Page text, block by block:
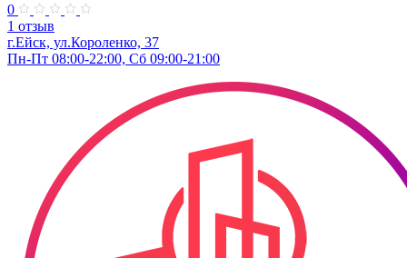
0
1 отзыв
г.Ейск, ул.Короленко, 37
Пн-Пт 08:00-22:00, Сб 09:00-21:00